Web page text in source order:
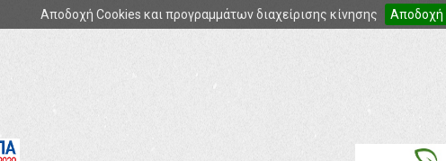
Αποδοχή Cookies και προγραμμάτων διαχείρισης κίνησης Αποδοχή